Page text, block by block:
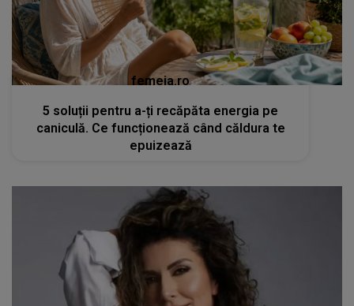
femeia.ro
5 soluții pentru a-ți recăpăta energia pe
caniculă. Ce funcționează când căldura te
epuizează